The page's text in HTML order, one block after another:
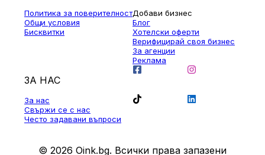
Политика за поверителност
Общи условия
Бисквитки
Добави бизнес
Блог
Хотелски оферти
Верифицирай своя бизнес
За агенции
Реклама
ЗА НАС
За нас
Свържи се с нас
Често задавани въпроси
© 2026 Oink.bg. Всички права запазени